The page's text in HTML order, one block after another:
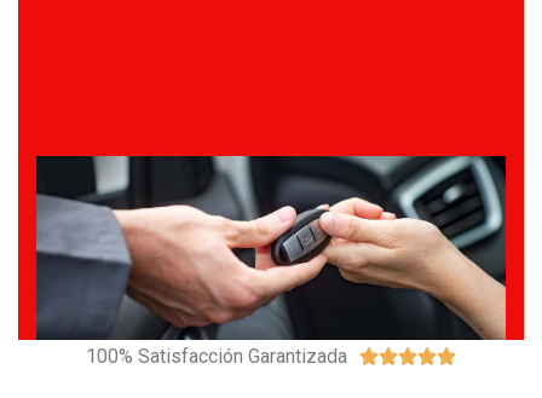
100% Satisfacción Garantizada 